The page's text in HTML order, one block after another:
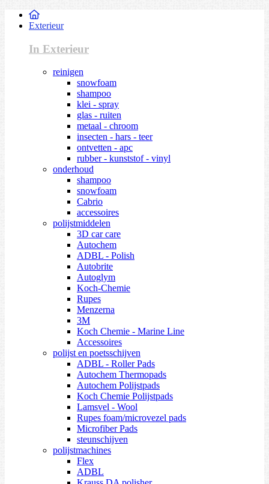
Exterieur
In Exterieur
reinigen
snowfoam
shampoo
klei - spray
glas - ruiten
metaal - chroom
insecten - hars - teer
ontvetten - apc
rubber - kunststof - vinyl
onderhoud
shampoo
snowfoam
Cabrio
accessoires
polijstmiddelen
3D car care
Autochem
ADBL - Polish
Autobrite
Autoglym
Koch-Chemie
Rupes
Menzerna
3M
Koch Chemie - Marine Line
Accessoires
polijst en poetsschijven
ADBL - Roller Pads
Autochem Thermopads
Autochem Polijstpads
Koch Chemie Polijstpads
Lamsvel - Wool
Rupes foam/microvezel pads
Microfiber Pads
steunschijven
polijstmachines
Flex
ADBL